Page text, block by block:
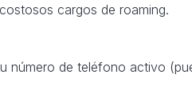
cargos de roaming.
número de teléfono activo